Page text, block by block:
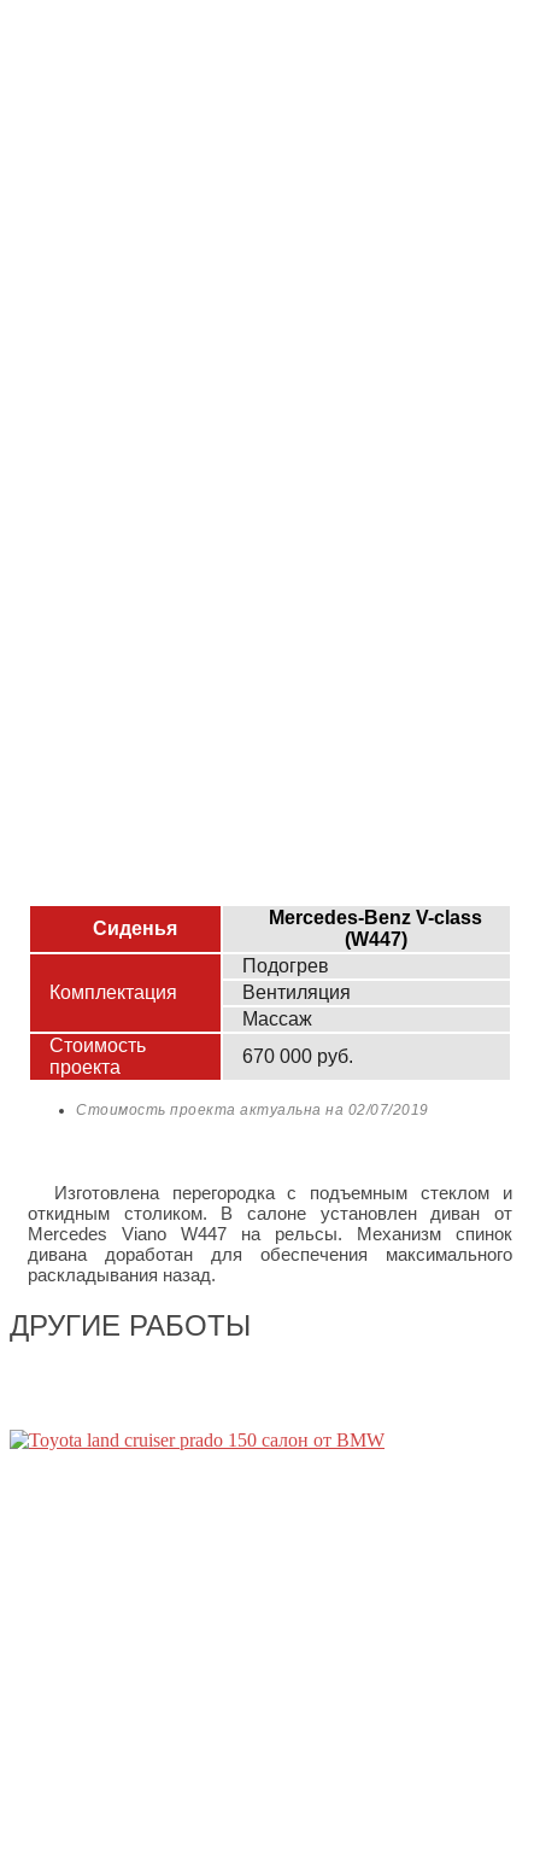
Сиденья
Mercedes-Benz V-class
(W447)
Комплектация
Подогрев
Вентиляция
Массаж
Стоимость
проекта
670 000 руб.
Стоимость проекта актуальна на 02/07/2019
Изготовлена перегородка с подъемным стеклом и
откидным столиком. В салоне установлен диван от
Mercedes Viano W447 на рельсы. Механизм спинок
дивана доработан для обеспечения максимального
раскладывания назад.
ДРУГИЕ РАБОТЫ